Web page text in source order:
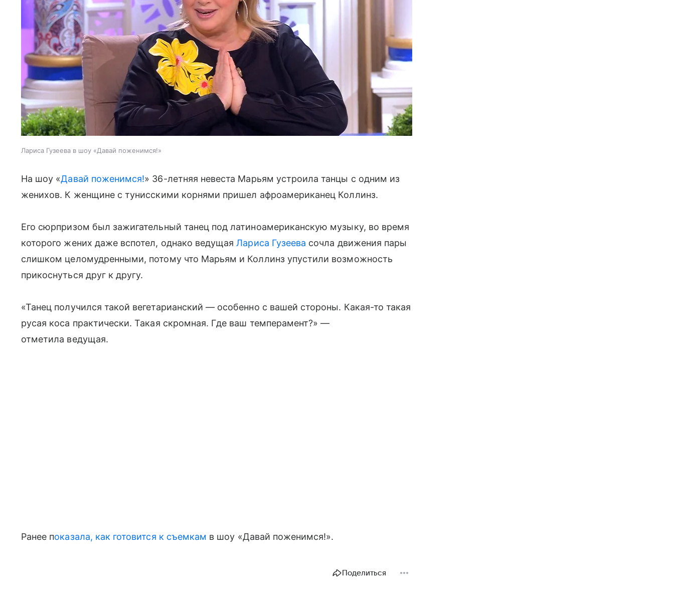
Лариса Гузеева в шоу «Давай поженимся!»
На шоу «Давай поженимся!» 36-летняя невеста Марьям устроила танцы с одним из
женихов. К женщине с тунисскими корнями пришел афроамериканец Коллинз.
Его сюрпризом был зажигательный танец под латиноамериканскую музыку, во время
которого жених даже вспотел, однако ведущаяЛариса Гузеева сочла движения пары
слишком целомудренными, потому что Марьям и Коллинз упустили возможность
прикоснуться друг к другу.
«Танец получился такой вегетарианский — особенно с вашей стороны. Какая-то такая
русая коса практически. Такая скромная. Где ваш темперамент?» —
отметила ведущая.
Ранее показала, как готовится к съемкам в шоу «Давай поженимся!».
Поделиться